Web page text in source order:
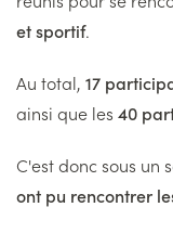
et sportif.
Au total, 17
ainsi que les 40
C'est donc sous un
ont pu rencontrer